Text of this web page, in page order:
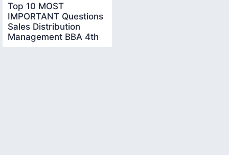
Top 10 MOST
IMPORTANT Questions
Sales Distribution
Management BBA 4th